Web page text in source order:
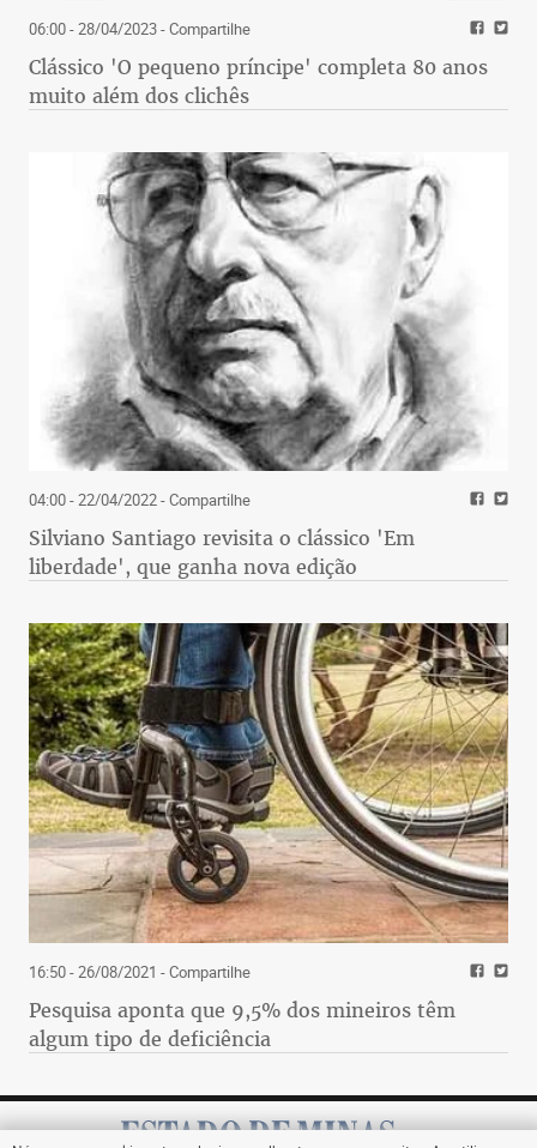
06:00 - 28/04/2023- Compartilhe
Clássico 'O pequeno príncipe' completa 80 anos
muito além dos clichês
04:00 - 22/04/2022- Compartilhe
Silviano Santiago revisita o clássico 'Em
liberdade', que ganha nova edição
16:50 - 26/08/2021 - Compartilhe
Pesquisa aponta que 9,5% dos mineiros têm
algum tipo de deficiência